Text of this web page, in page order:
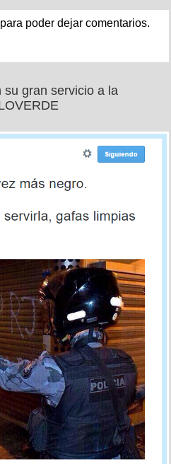
poder dejar comentarios.
gran servicio a la